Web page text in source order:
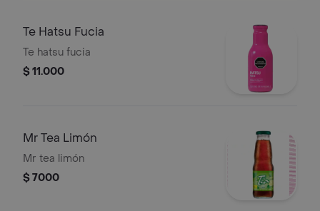
Te Hatsu Fucia
Te hatsu fucia
$ 11.000
Mr Tea Limón
Mr tea limón
$ 7000